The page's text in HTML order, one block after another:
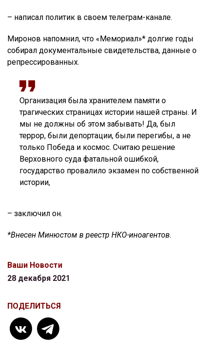
– написал политик в своем телеграм-канале.
Миронов напомнил, что «Мемориал»* долгие годы
собирал документальные свидетельства, данные о
репрессированных.
Организация была хранителем памяти о
трагических страницах истории нашей страны. И
мы не должны об этом забывать! Да, был
террор, были депортации, были перегибы, а не
только Победа и космос. Считаю решение
Верховного суда фатальной ошибкой,
государство провалило экзамен по собственной
истории,
– заключил он.
*Внесен Минюстом в реестр НКО-иноагентов.
Ваши Новости
28 декабря 2021
ПОДЕЛИТЬСЯ